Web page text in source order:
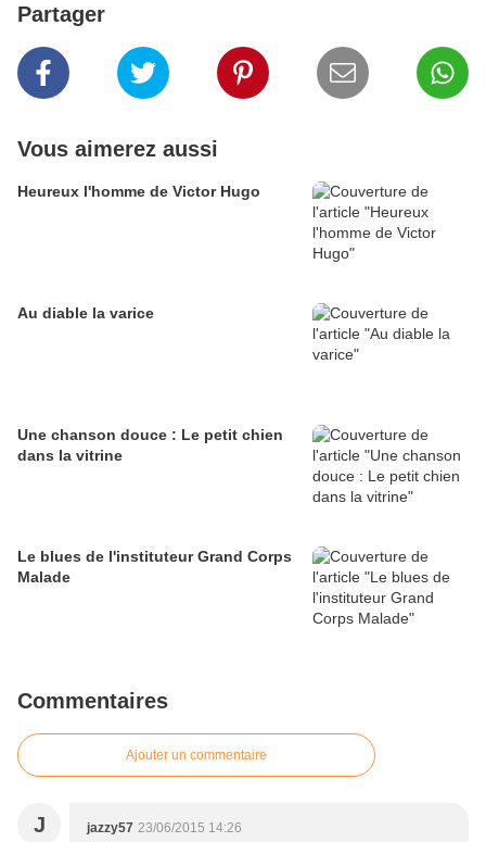
Partager
Vous aimerez aussi
Heureux l'homme de Victor Hugo
Au diable la varice
Une chanson douce : Le petit chien
dans la vitrine
Le blues de l'instituteur Grand Corps
Malade
Commentaires
Ajouter un commentaire
J jazzy57 23/06/2015 14:26